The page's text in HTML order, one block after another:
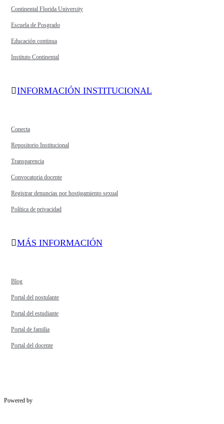
Continental Florida University
Escuela de Posgrado
Educación continua
Instituto Continental
INFORMACIÓN INSTITUCIONAL
Conecta
Repositorio Institucional
Transparencia
Convocatoria docente
Registrar denuncias por hostigamiento sexual
Política de privacidad
MÁS INFORMACIÓN
Blog
Portal del postulante
Portal del estudiante
Portal de familia
Portal del docente
Powered by